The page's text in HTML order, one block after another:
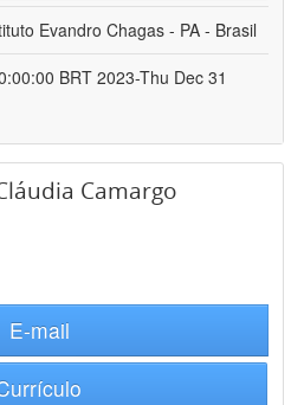
Evandro Chagas - PA - Brasil
BRT 2023-Thu Dec 31
Camargo
E-mail